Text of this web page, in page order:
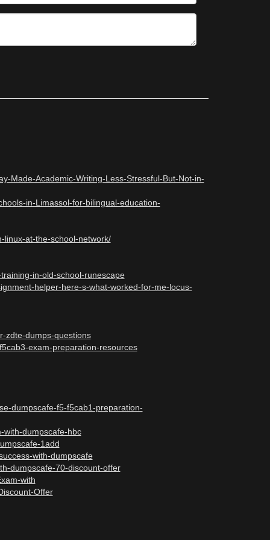
Made-Academic-Writing-Less-Stressful-But-Not-in-
in-Limassol-for-bilingual-education-
linux-at-the-school-network/
in-old-school-runescape
helper-here-s-what-worked-for-me-locus-
zdte-dumps-questions
exam-preparation-resources
dumpscafe-f5-f5cab1-preparation-
with-dumpscafe-hbc
1add
with-dumpscafe
dumpscafe-70-discount-offer
with
Offer